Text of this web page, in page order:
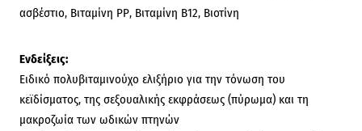
ασβέστιο, Βιταμίνη ΡΡ, Βιταμίνη Β12, Βιοτίνη
Ενδείξεις:
Ειδικό πολυβιταμινούχο ελιξήριο για την τόνωση του
κεϊδίσματος, της σεξουαλικής εκφράσεως (πύρωμα) και τη
μακροζωία των ωδικών πτηνών